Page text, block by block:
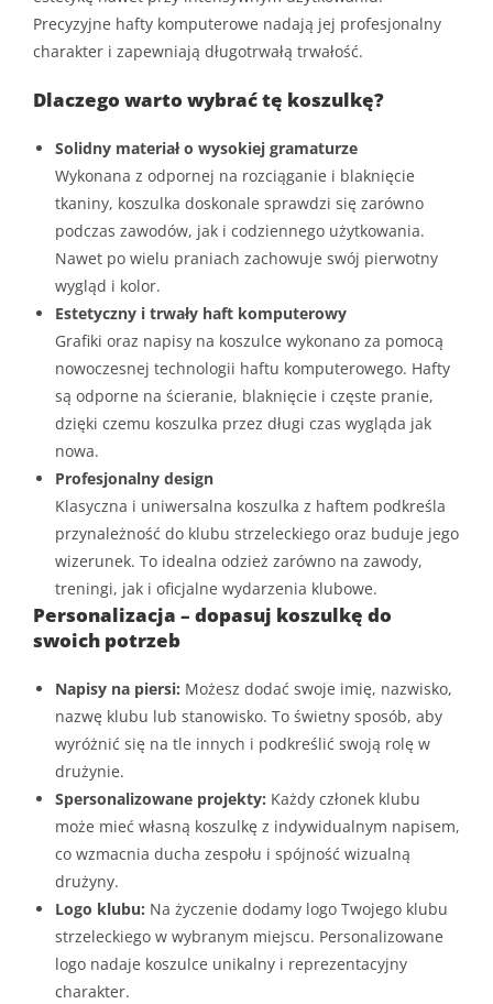
Precyzyjne hafty komputerowe nadają jej profesjonalny
charakter i zapewniają długotrwałą trwałość.
Dlaczego warto wybrać tę koszulkę?
Solidny materiał o wysokiej gramaturze
Wykonana z odpornej na rozciąganie i blaknięcie
tkaniny, koszulka doskonale sprawdzi się zarówno
podczas zawodów, jak i codziennego użytkowania.
Nawet po wielu praniach zachowuje swój pierwotny
wygląd i kolor.
Estetyczny i trwały haft komputerowy
Grafiki oraz napisy na koszulce wykonano za pomocą
nowoczesnej technologii haftu komputerowego. Hafty
są odporne na ścieranie, blaknięcie i częste pranie,
dzięki czemu koszulka przez długi czas wygląda jak
nowa.
Profesjonalny design
Klasyczna i uniwersalna koszulka z haftem podkreśla
przynależność do klubu strzeleckiego oraz buduje jego
wizerunek. To idealna odzież zarówno na zawody,
treningi, jak i oficjalne wydarzenia klubowe.
Personalizacja – dopasuj koszulkę do
swoich potrzeb
Napisy na piersi: Możesz dodać swoje imię, nazwisko,
nazwę klubu lub stanowisko. To świetny sposób, aby
wyróżnić się na tle innych i podkreślić swoją rolę w
drużynie.
Spersonalizowane projekty: Każdy członek klubu
może mieć własną koszulkę z indywidualnym napisem,
co wzmacnia ducha zespołu i spójność wizualną
drużyny.
Logo klubu: Na życzenie dodamy logo Twojego klubu
strzeleckiego w wybranym miejscu. Personalizowane
logo nadaje koszulce unikalny i reprezentacyjny
charakter.